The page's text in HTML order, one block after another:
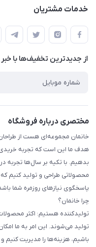
حساب کاربری
لیست محصولات
درباره ما
خدمات مشتریان
قوانین و مقررات
حریم خصوصی
راهنما
از جدید‌ترین تخفیف‌ها با‌
مختصری درباره فروشگاه
خانمان مجموعه‌ای هست از
هدف ما این است که تجربه
بدهیم. با تکیه بر سال‌ها تجربه
محصولاتی طراحی و تولید کنیم که
پاسخگوی نیازهای روزمره شما
چرا خانمان؟
تولیدکننده هستیم: اکثر
تولید می‌شوند. این امر به ما
باشیم، هزینه‌ها را مدیریت کنیم